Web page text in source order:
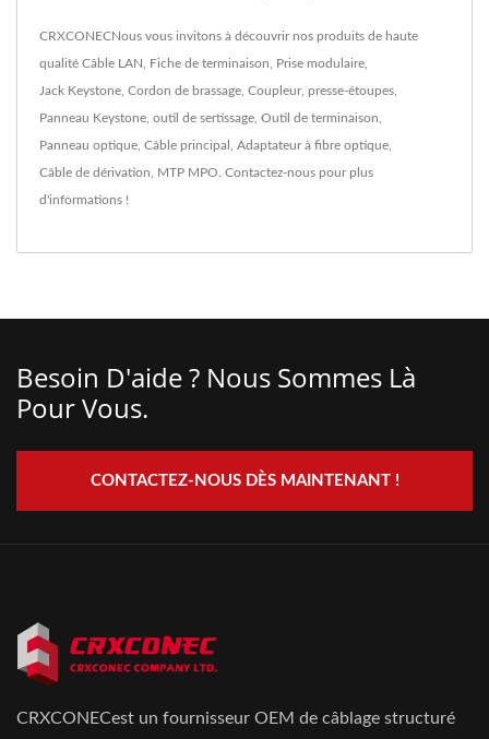
CRXCONECNous vous invitons à découvrir nos produits de haute
qualité Câble LAN Fiche de terminaison Prise modulaire
Jack Keystone Cordon de brassage Coupleur, presse-étoupes
Panneau Keystone outil de sertissage Outil de terminaison
Panneau optique Câble principal Adaptateur à fibre optique
Câble de dérivation MTP MPO Contactez-nous pour plus
d'informations !
Besoin D'aide ? Nous Sommes Là
Pour Vous.
CONTACTEZ-NOUS DÈS MAINTENANT !
CRXCONECest un fournisseur OEM de câblage structuré